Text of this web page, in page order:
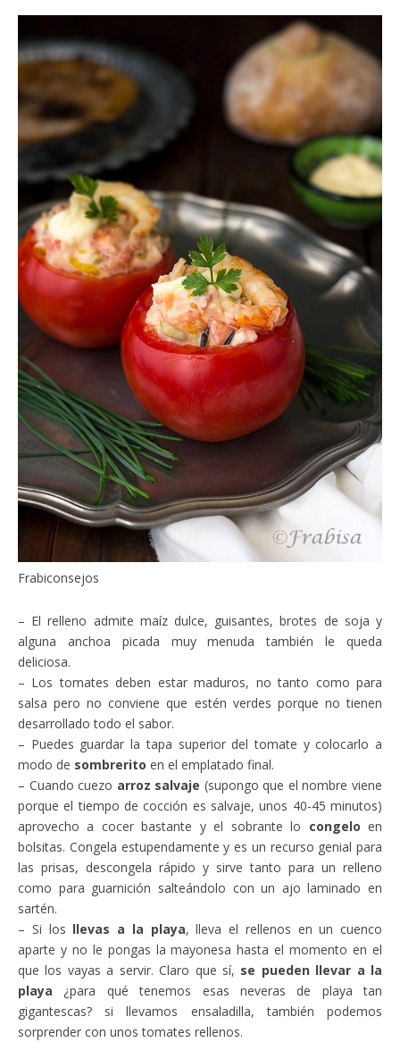
Frabiconsejos
– El relleno admite maíz dulce, guisantes, brotes de soja y
alguna anchoa picada muy menuda también le queda
deliciosa.
– Los tomates deben estar maduros, no tanto como para
salsa pero no conviene que estén verdes porque no tienen
desarrollado todo el sabor.
– Puedes guardar la tapa superior del tomate y colocarlo a
modo de sombrerito en el emplatado final.
– Cuando cuezo arroz salvaje (supongo que el nombre viene
porque el tiempo de cocción es salvaje, unos 40-45 minutos)
aprovecho a cocer bastante y el sobrante lo congelo en
bolsitas. Congela estupendamente y es un recurso genial para
las prisas, descongela rápido y sirve tanto para un relleno
como para guarnición salteándolo con un ajo laminado en
sartén.
– Si los llevas a la playa, lleva el rellenos en un cuenco
aparte y no le pongas la mayonesa hasta el momento en el
que los vayas a servir. Claro que sí, se pueden llevar a la
playa ¿para qué tenemos esas neveras de playa tan
gigantescas? si llevamos ensaladilla, también podemos
sorprender con unos tomates rellenos.